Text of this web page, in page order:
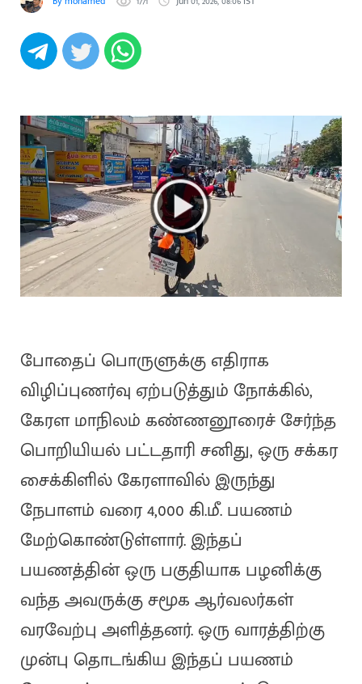
போதைப் பொருளுக்கு எதிராக
விழிப்புணர்வு ஏற்படுத்தும் நோக்கில்,
கேரள மாநிலம் கண்ணனூரைச் சேர்ந்த
பொறியியல் பட்டதாரி சனிது, ஒரு சக்கர
சைக்கிளில் கேரளாவில் இருந்து
நேபாளம் வரை 4,000 கி.மீ. பயணம்
மேற்கொண்டுள்ளார். இந்தப்
பயணத்தின் ஒரு பகுதியாக பழனிக்கு
வந்த அவருக்கு சமூக ஆர்வலர்கள்
வரவேற்பு அளித்தனர். ஒரு வாரத்திற்கு
முன்பு தொடங்கிய இந்தப் பயணம்